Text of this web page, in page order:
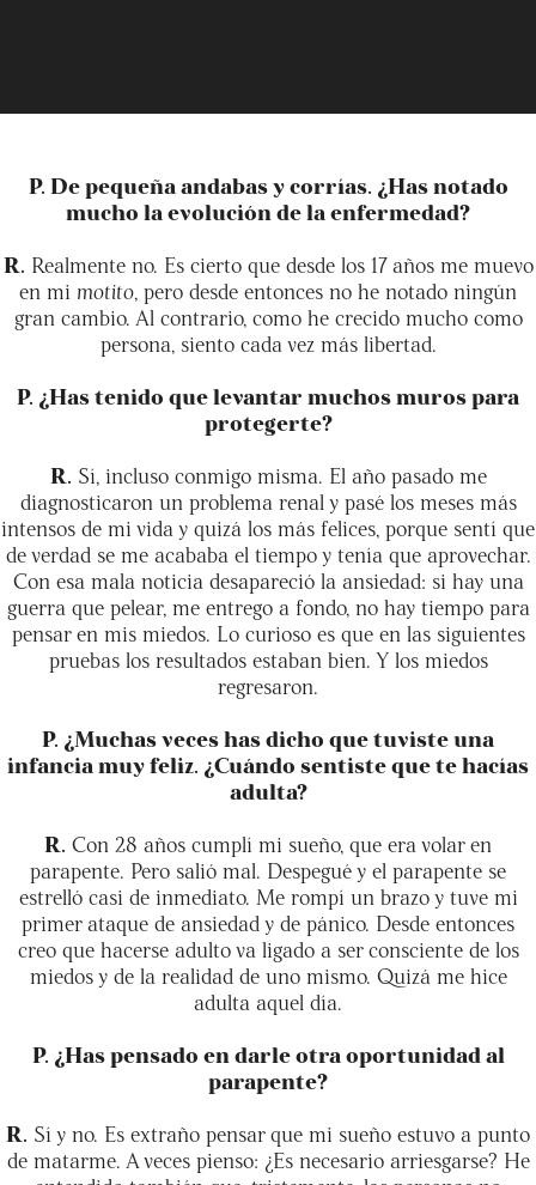
P. De pequeña andabas y corrías. ¿Has notado
mucho la evolución de la enfermedad?
R. Realmente no. Es cierto que desde los 17 años me muevo
en mi motito, pero desde entonces no he notado ningún
gran cambio. Al contrario, como he crecido mucho como
persona, siento cada vez más libertad.
P. ¿Has tenido que levantar muchos muros para
protegerte?
R. Sí, incluso conmigo misma. El año pasado me
diagnosticaron un problema renal y pasé los meses más
intensos de mi vida y quizá los más felices, porque sentí que
de verdad se me acababa el tiempo y tenía que aprovechar.
Con esa mala noticia desapareció la ansiedad: si hay una
guerra que pelear, me entrego a fondo, no hay tiempo para
pensar en mis miedos. Lo curioso es que en las siguientes
pruebas los resultados estaban bien. Y los miedos
regresaron.
P. ¿Muchas veces has dicho que tuviste una
infancia muy feliz. ¿Cuándo sentiste que te hacías
adulta?
R. Con 28 años cumplí mi sueño, que era volar en
parapente. Pero salió mal. Despegué y el parapente se
estrelló casi de inmediato. Me rompí un brazo y tuve mi
primer ataque de ansiedad y de pánico. Desde entonces
creo que hacerse adulto va ligado a ser consciente de los
miedos y de la realidad de uno mismo. Quizá me hice
adulta aquel día.
P. ¿Has pensado en darle otra oportunidad al
parapente?
R. Sí y no. Es extraño pensar que mi sueño estuvo a punto
de matarme. A veces pienso: ¿Es necesario arriesgarse? He